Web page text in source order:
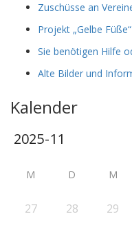
Zuschüsse an
Projekt „Gelbe
Sie benötigen Hilfe
Alte Bilder und
Kalender
M D M
27 28 29